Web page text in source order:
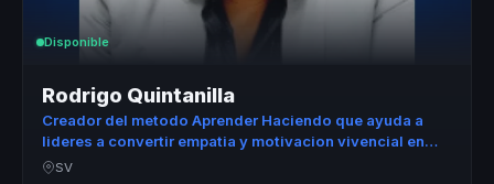
Disponible
Rodrigo Quintanilla
Creador del metodo Aprender Haciendo que ayuda a
lideres a convertir empatia y motivacion vivencial en
cohesion, compromiso y accion.
SV